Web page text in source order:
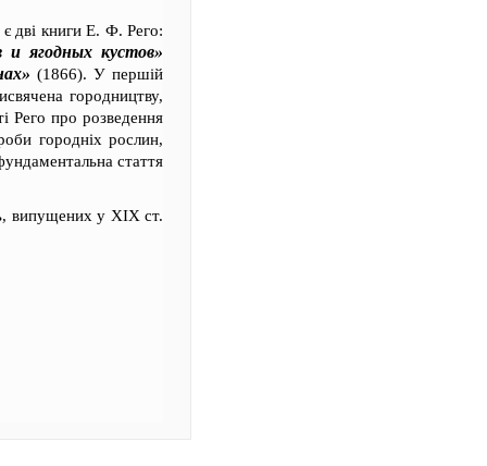
дві книги Е. Ф. Рего:
и ягодных кустов»
(1866). У першій
городництву,
Рего про розведення
городніх рослин,
стаття
випущених у XIX ст.